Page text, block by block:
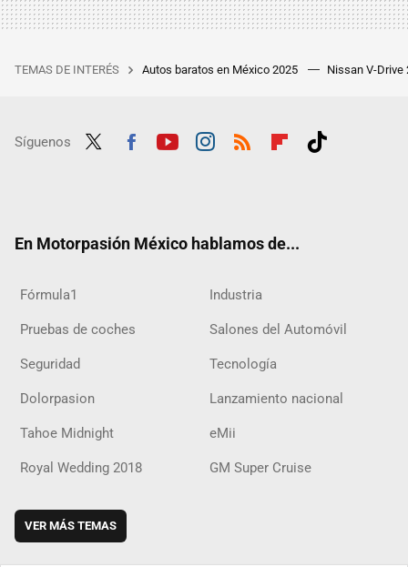
TEMAS DE INTERÉS Autos baratos en México 2025 Nissan V-Drive
Síguenos
En Motorpasión México hablamos de...
Fórmula1 Industria
Pruebas de coches Salones del Automóvil
Seguridad Tecnología
Dolorpasion Lanzamiento nacional
Tahoe Midnight eMii
Royal Wedding 2018 GM Super Cruise
VER MÁS TEMAS